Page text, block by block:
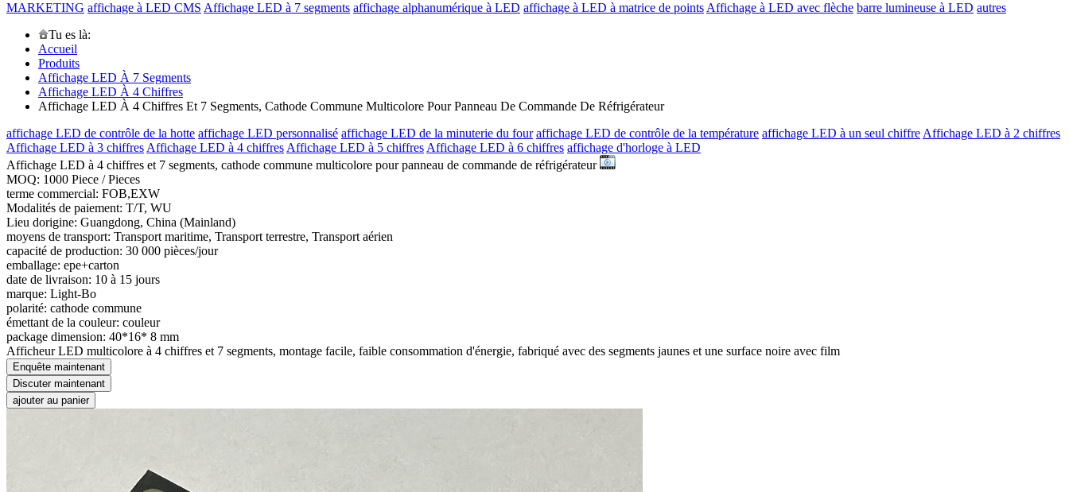
MARKETING affichage à LED CMS Affichage LED à 7 segments affichage alphanumérique à LED affichage à LED à matrice de points Affichage à LED avec flèche barre lumineuse à LED autres
Tu es là:
Accueil
Produits
Affichage LED À 7 Segments
Affichage LED À 4 Chiffres
Affichage LED À 4 Chiffres Et 7 Segments, Cathode Commune Multicolore Pour Panneau De Commande De Réfrigérateur
affichage LED de contrôle de la hotte affichage LED personnalisé affichage LED de la minuterie du four affichage LED de contrôle de la température affichage LED à un seul chiffre Affichage LED à 2 chiffres
Affichage LED à 3 chiffres Affichage LED à 4 chiffres Affichage LED à 5 chiffres Affichage LED à 6 chiffres affichage d'horloge à LED
Affichage LED à 4 chiffres et 7 segments, cathode commune multicolore pour panneau de commande de réfrigérateur
MOQ: 1000 Piece / Pieces
terme commercial: FOB,EXW
Modalités de paiement: T/T, WU
Lieu dorigine: Guangdong, China (Mainland)
moyens de transport: Transport maritime, Transport terrestre, Transport aérien
capacité de production: 30 000 pièces/jour
emballage: epe+carton
date de livraison: 10 à 15 jours
marque: Light-Bo
polarité: cathode commune
émettant de la couleur: couleur
package dimension: 40*16* 8 mm
Afficheur LED multicolore à 4 chiffres et 7 segments, montage facile, faible consommation d'énergie, fabriqué avec des segments jaunes et une surface noire avec film
Enquête maintenant
Discuter maintenant
ajouter au panier